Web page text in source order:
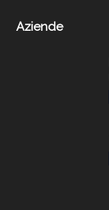
Aziende